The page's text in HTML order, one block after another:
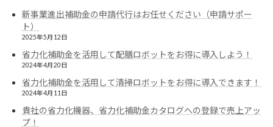
新事業進出補助金の申請代行はお任せください（申請サポー
ト）
2025年5月12日
省力化補助金を活用して配膳ロボットをお得に導入しよう！
2024年4月20日
省力化補助金を活用して清掃ロボットをお得に導入できます！
2024年4月11日
貴社の省力化機器、省力化補助金カタログへの登録で売上アッ
プ！